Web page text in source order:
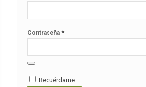
Contraseña *
Recuérdame